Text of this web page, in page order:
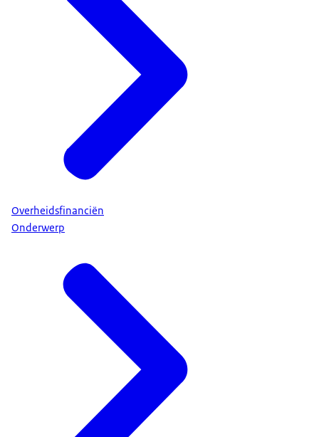
Overheidsfinanciën
Onderwerp